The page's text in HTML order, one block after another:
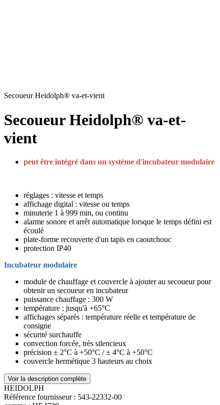
Secoueur Heidolph® va-et-vient
Secoueur Heidolph® va-et-
vient
peut être intégré dans un système d'incubateur modulaire
réglages : vitesse et temps
affichage digital : vitesse ou temps
minuterie 1 à 999 min, ou continu
alarme sonore et arrêt automatique lorsque le temps défini est
écoulé
plate-forme recouverte d'un tapis en caoutchouc
protection IP40
Incubateur modulaire
module de chauffage et couvercle à ajouter au secoueur pour
obtenir un secoueur en incubateur
puissance chauffage : 300 W
température : jusqu'à +65°C
affichages séparés : température réelle et température de
consigne
sécurité surchauffe
convection forcée, très silencieux
précision ± 2°C à +50°C / ± 4°C à +50°C
couvercle hermétique 3 hauteurs au choix
Voir la description complète
HEIDOLPH
Référence fournisseur : 543-22332-00